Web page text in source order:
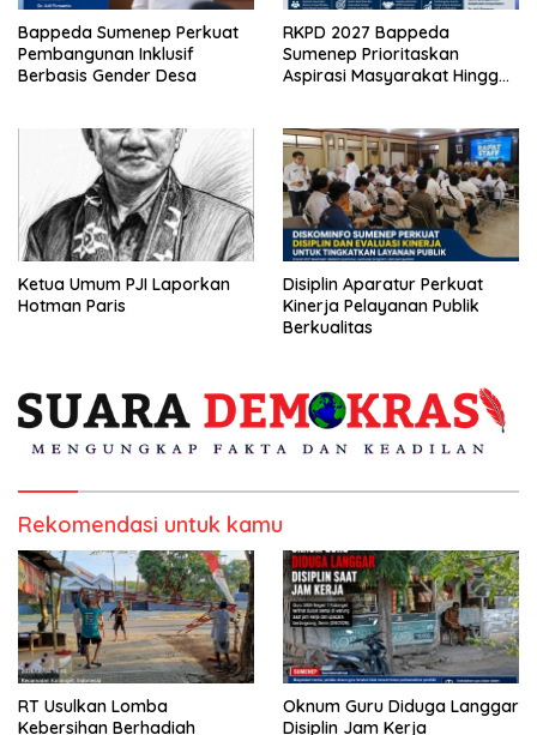
Bappeda Sumenep Perkuat
Pembangunan Inklusif
Berbasis Gender Desa
RKPD 2027 Bappeda
Sumenep Prioritaskan
Aspirasi Masyarakat Hingga
Ketua Umum PJI Laporkan
Hotman Paris
Disiplin Aparatur Perkuat
Kinerja Pelayanan Publik
Berkualitas
Rekomendasi untuk kamu
RT Usulkan Lomba
Kebersihan Berhadiah
Oknum Guru Diduga Langgar
Disiplin Jam Kerja